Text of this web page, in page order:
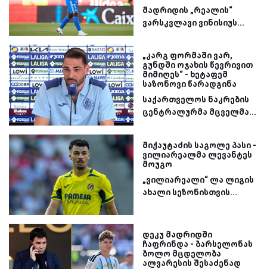
მადრიდის „რეალის“
ვარსკვლავი ვინისიუს...
„კარგ ფორმაში ვარ,
გუნდში ოჯახის წევრივით
მიმიღეს“ - ხეტაფემ
საზონოვი წარადგინა
საქართველოს ნაკრების
ცენტრალურმა მცველმა...
მიქაუტაძის საგოლე პასი -
ვილიარეალმა ლევანტეს
მოუგო
„ვილიარეალი“ ლა ლიგის
ახალი სეზონისთვის...
დეკუ მადრიდში
ჩაფრინდა - ბარსელონას
ბოლო მცდელობა
ალვარესის შესაძენად